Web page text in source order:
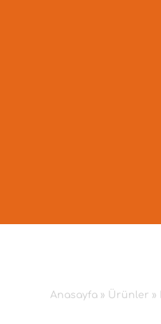
Anasayfa» Ürünler »